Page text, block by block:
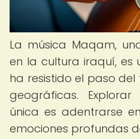
La música Maqam,
en la cultura iraquí, es
ha resistido el paso
geográficas.
única es adentrarse
emociones profundas